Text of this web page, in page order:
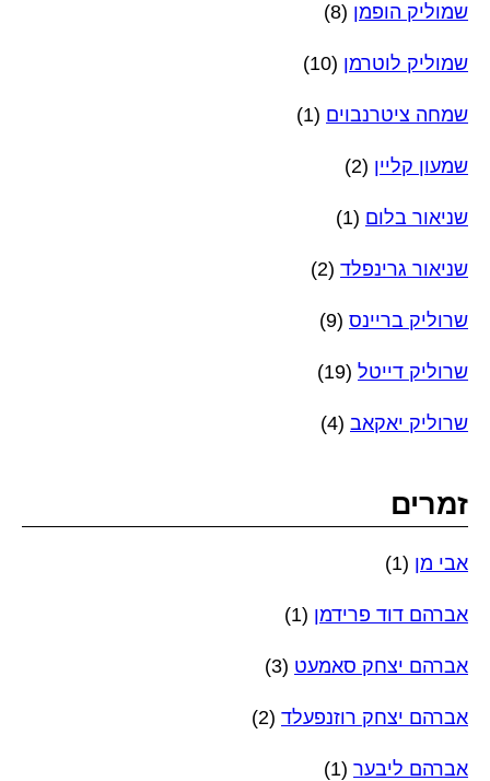
שמוליק הופמן (8)
שמוליק לוטרמן (10)
שמחה ציטרנבוים (1)
שמעון קליין (2)
שניאור בלום (1)
שניאור גרינפלד (2)
שרוליק בריינס (9)
שרוליק דייטל (19)
שרוליק יאקאב (4)
זמרים
אבי מן (1)
אברהם דוד פרידמן (1)
אברהם יצחק סאמעט (3)
אברהם יצחק רוזנפעלד (2)
אברהם ליבער (1)